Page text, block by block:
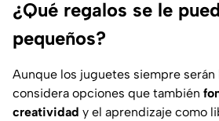
¿Qué regalos se le
pequeños?
Aunque los juguetes siempre
considera opciones que también
creatividad y el aprendizaje como